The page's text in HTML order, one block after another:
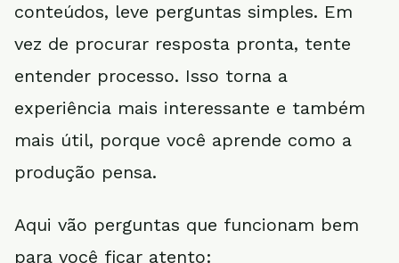
conteúdos, leve perguntas simples. Em
vez de procurar resposta pronta, tente
entender processo. Isso torna a
experiência mais interessante e também
mais útil, porque você aprende como a
produção pensa.
Aqui vão perguntas que funcionam bem
para você ficar atento: